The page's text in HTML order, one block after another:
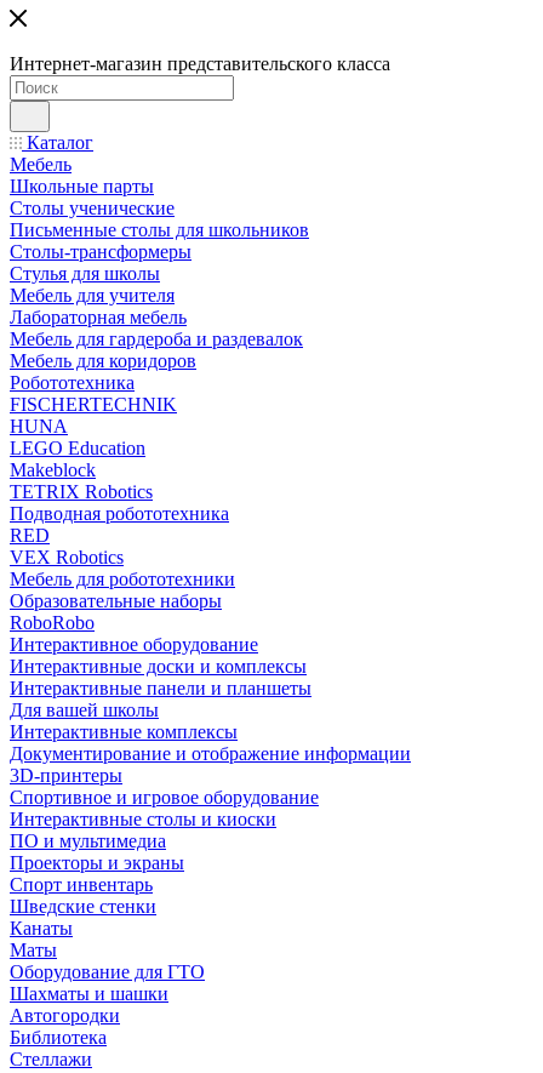
Интернет-магазин представительского класса
Каталог
Мебель
Школьные парты
Столы ученические
Письменные столы для школьников
Столы-трансформеры
Стулья для школы
Мебель для учителя
Лабораторная мебель
Мебель для гардероба и раздевалок
Мебель для коридоров
Робототехника
FISCHERTECHNIK
HUNA
LEGO Education
Makeblock
TETRIX Robotics
Подводная робототехника
RED
VEX Robotics
Мебель для робототехники
Образовательные наборы
RoboRobo
Интерактивное оборудование
Интерактивные доски и комплексы
Интерактивные панели и планшеты
Для вашей школы
Интерактивные комплексы
Документирование и отображение информации
3D-принтеры
Спортивное и игровое оборудование
Интерактивные столы и киоски
ПО и мультимедиа
Проекторы и экраны
Спорт инвентарь
Шведские стенки
Канаты
Маты
Оборудование для ГТО
Шахматы и шашки
Автогородки
Библиотека
Стеллажи